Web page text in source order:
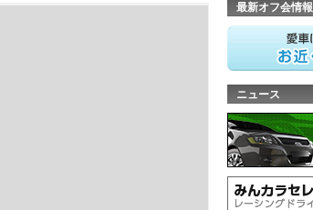
最新オフ会情報
ニュース